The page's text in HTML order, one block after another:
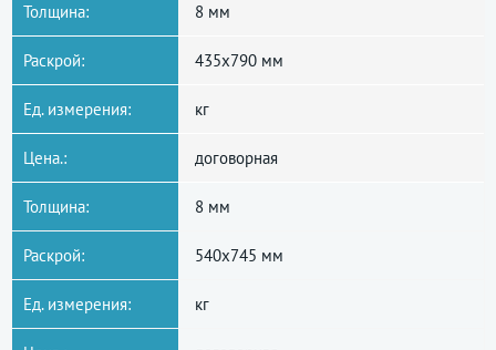
Толщина: 8 мм
Раскрой: 435x790 мм
Ед. измерения: кг
Цена.: договорная
Толщина: 8 мм
Раскрой: 540x745 мм
Ед. измерения: кг